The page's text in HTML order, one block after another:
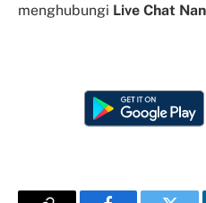
menghubungi Live Chat